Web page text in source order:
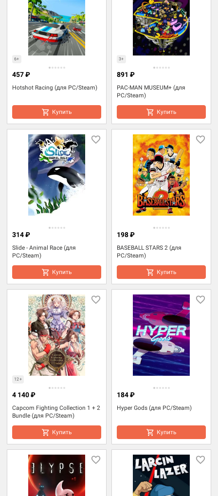
6+
Hotshot Racing (для PC/Steam)
457 ₽
Купить
3+
PAC-MAN MUSEUM+ (для
PC/Steam)
891 ₽
Купить
Slide - Animal Race (для
PC/Steam)
314 ₽
Купить
BASEBALL STARS 2 (для
PC/Steam)
198 ₽
Купить
12+
Capcom Fighting Collection 1 + 2
Bundle (для PC/Steam)
4 140 ₽
Купить
Hyper Gods (для PC/Steam)
184 ₽
Купить